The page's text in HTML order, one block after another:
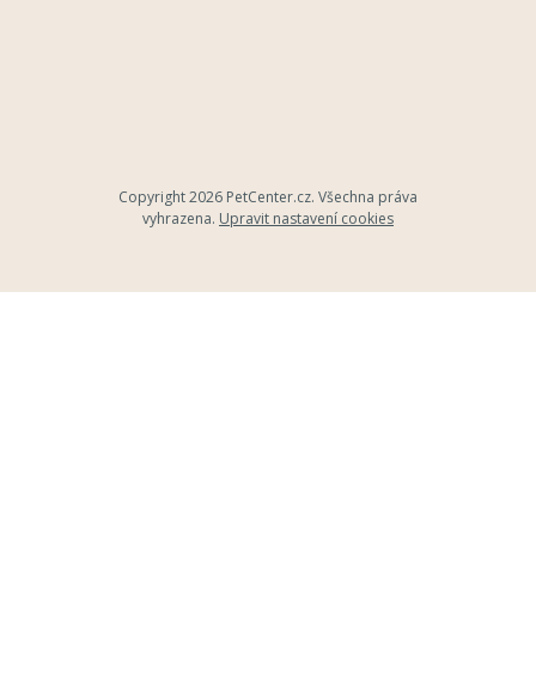
Copyright 2026 PetCenter.cz. Všechna práva
vyhrazena. Upravit nastavení cookies